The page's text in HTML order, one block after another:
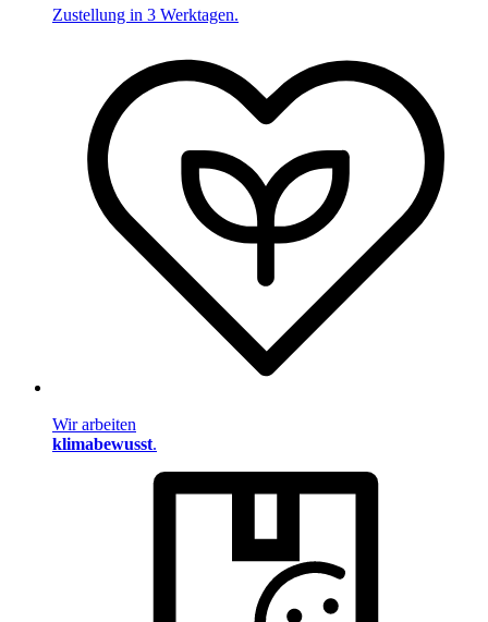
Zustellung in 3 Werktagen.
Wir arbeiten
klimabewusst.